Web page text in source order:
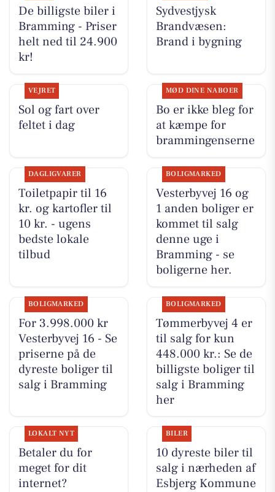
De billigste biler i
Bramming - Priser
helt ned til 24.900
kr!
Sydvestjysk
Brandvæsen:
Brand i bygning
VEJRET
Sol og fart over
feltet i dag
MØD DINE NABOER
Bo er ikke bleg for
at kæmpe for
brammingenserne
DAGLIGVARER
Toiletpapir til 16
kr. og kartofler til
10 kr. - ugens
bedste lokale
tilbud
BOLIGMARKED
Vesterbyvej 16 og
1 anden boliger er
kommet til salg
denne uge i
Bramming - se
boligerne her.
BOLIGMARKED
For 3.998.000 kr
Vesterbyvej 16 - Se
priserne på de
dyreste boliger til
salg i Bramming
BOLIGMARKED
Tømmerbyvej 4 er
til salg for kun
448.000 kr.: Se de
billigste boliger til
salg i Bramming
her
LOKALT NYT
Betaler du for
meget for dit
internet?
BILER
10 dyreste biler til
salg i nærheden af
Esbjerg Kommune